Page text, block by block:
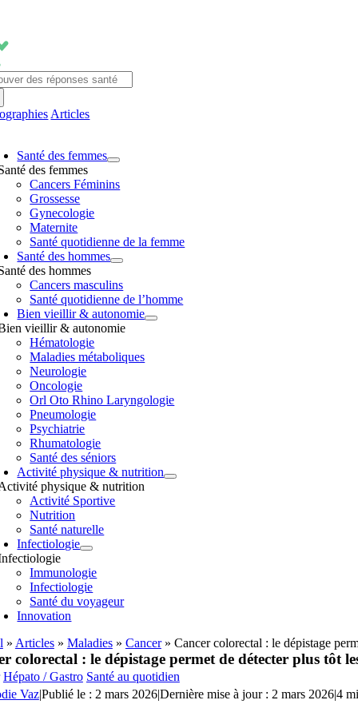
contenu
Articles
Santé des femmes
des femmes
Cancers Féminins
Grossesse
Gynecologie
Maternite
Santé quotidienne de la femme
Santé des hommes
des hommes
Cancers masculins
Santé quotidienne de l’homme
Bien vieillir & autonomie
vieillir & autonomie
Hématologie
Maladies métaboliques
Neurologie
Oncologie
Orl Oto Rhino Laryngologie
Pneumologie
Psychiatrie
Rhumatologie
Santé des séniors
Activité physique & nutrition
physique & nutrition
Activité Sportive
Nutrition
Santé naturelle
Infectiologie
Immunologie
Infectiologie
Santé du voyageur
Innovation
» Articles» Maladies» Cancer» Cancer colorectal : le dépistage
colorectal : le dépistage permet de détecter plus tôt
Hépato / Gastro Santé au quotidien
Vaz|Publié le : 2 mars 2026|Dernière mise à jour : 2 mars 2026|4